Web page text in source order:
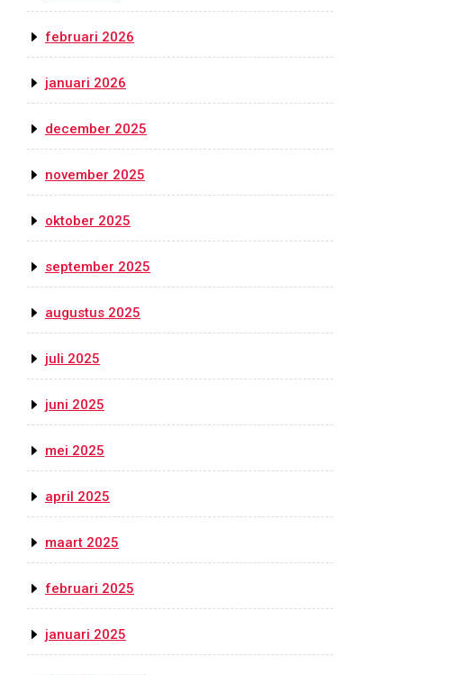
februari 2026
januari 2026
december 2025
november 2025
oktober 2025
september 2025
augustus 2025
juli 2025
juni 2025
mei 2025
april 2025
maart 2025
februari 2025
januari 2025